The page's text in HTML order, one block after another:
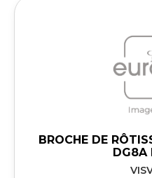
BROCHE DE
DG8A